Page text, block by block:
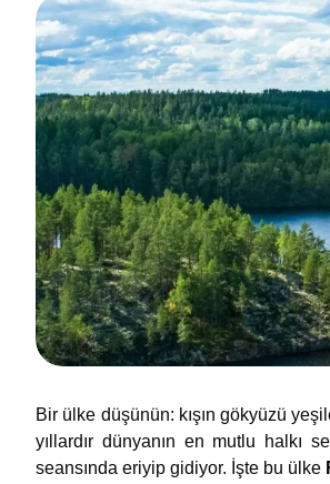
Bir ülke düşünün: kışın gökyüzü
yıllardır dünyanın en mutlu halkı
seansında eriyip gidiyor. İşte bu ülke